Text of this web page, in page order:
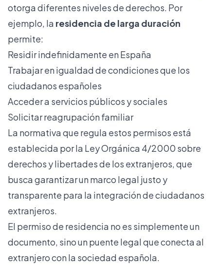
otorga diferentes niveles de derechos. Por
ejemplo, la residencia de larga duración
permite:
Residir indefinidamente en España
Trabajar en igualdad de condiciones que los
ciudadanos españoles
Acceder a servicios públicos y sociales
Solicitar reagrupación familiar
La normativa que regula estos permisos está
establecida por la Ley Orgánica 4/2000 sobre
derechos y libertades de los extranjeros, que
busca garantizar un marco legal justo y
transparente para la integración de ciudadanos
extranjeros.
El permiso de residencia no es simplemente un
documento, sino un puente legal que conecta al
extranjero con la sociedad española.